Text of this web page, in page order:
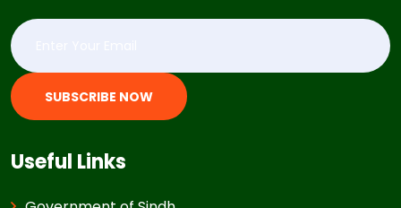
SUBSCRIBE NOW
Useful Links